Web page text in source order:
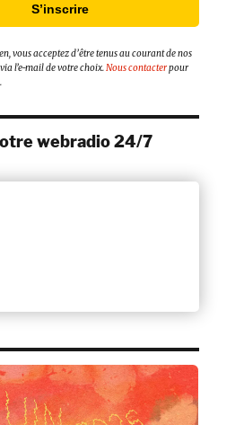
S’inscrire
vous acceptez d’être tenus au courant de nos
l’e-mail de votre choix.Nous contacterpour
webradio 24/7